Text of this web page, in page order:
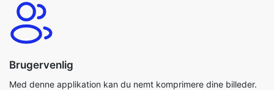
Brugervenlig
Med denne applikation kan du nemt komprimere dine billeder.
at bruge; Det er ikke nødvendigt at være professionel for at